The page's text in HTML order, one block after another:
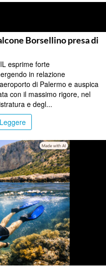
Borsellino presa di
esprime forte
in relazione
di Palermo e auspica
con il massimo rigore, nel
e degl...